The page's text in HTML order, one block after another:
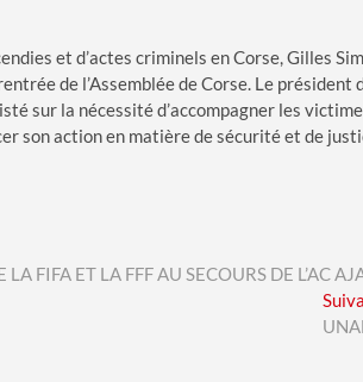
et d’actes criminels en Corse, Gilles
de l’Assemblée de Corse. Le président
sur la nécessité d’accompagner les
son action en matière de sécurité et de
FIFA ET LA FFF AU SECOURS DE L’AC